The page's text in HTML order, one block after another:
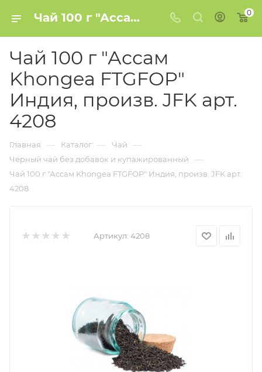
Чай 100 г "Ассам Khongea FTGFOP" Индия, произв. JFK арт. 4208 купить в Минске 0
Чай 100 г "Ассам
Khongea FTGFOP"
Индия, произв. JFK арт.
4208
Главная — Каталог — Чай —
Черный чай без добавок и купажированный —
Чай 100 г "Ассам Khongea FTGFOP" Индия, произв. JFK арт.
4208
Артикул: 4208